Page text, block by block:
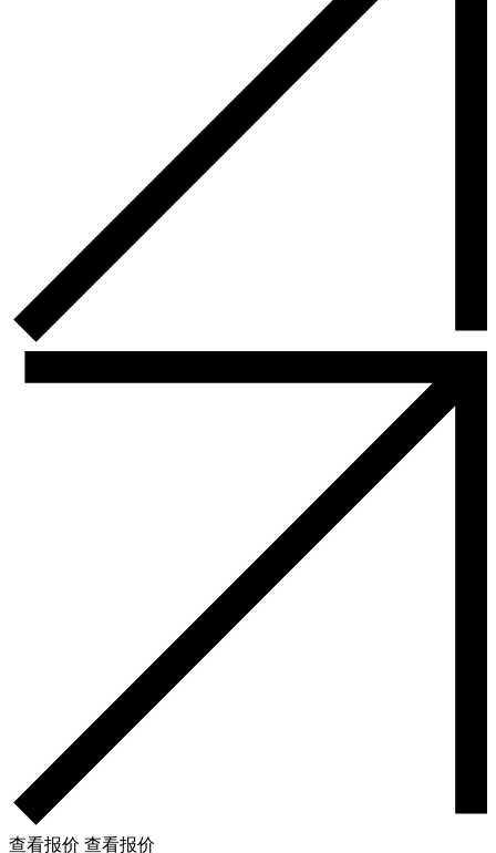
查看报价 查看报价